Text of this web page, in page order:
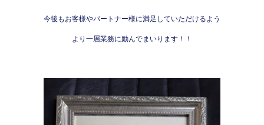
o
今後もお客様やパートナー様に満足していただけるよう
より一層業務に励んでまいります！！